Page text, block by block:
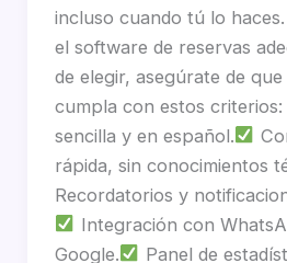
incluso cuando tú lo haces.
el software de reservas
de elegir, asegúrate de
cumpla con estos criterios:
sencilla y en español.
rápida, sin conocimientos
Recordatorios y
Integración con
Google.
Panel de